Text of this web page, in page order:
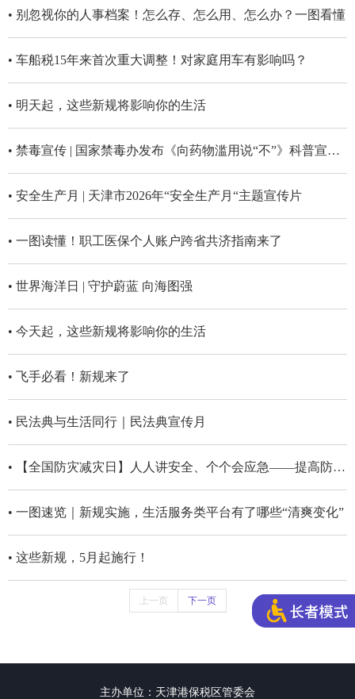
• 别忽视你的人事档案！怎么存、怎么用、怎么办？一图看懂
• 车船税15年来首次重大调整！对家庭用车有影响吗？
• 明天起，这些新规将影响你的生活
• 禁毒宣传 | 国家禁毒办发布《向药物滥用说“不”》科普宣传片（简版）
• 安全生产月 | 天津市2026年“安全生产月“主题宣传片
• 一图读懂！职工医保个人账户跨省共济指南来了
• 世界海洋日 | 守护蔚蓝 向海图强
• 今天起，这些新规将影响你的生活
• 飞手必看！新规来了
• 民法典与生活同行｜民法典宣传月
• 【全国防灾减灾日】人人讲安全、个个会应急——提高防灾减灾救灾能力
• 一图速览｜新规实施，生活服务类平台有了哪些“清爽变化”
• 这些新规，5月起施行！
上一页 下一页
主办单位：天津港保税区管委会